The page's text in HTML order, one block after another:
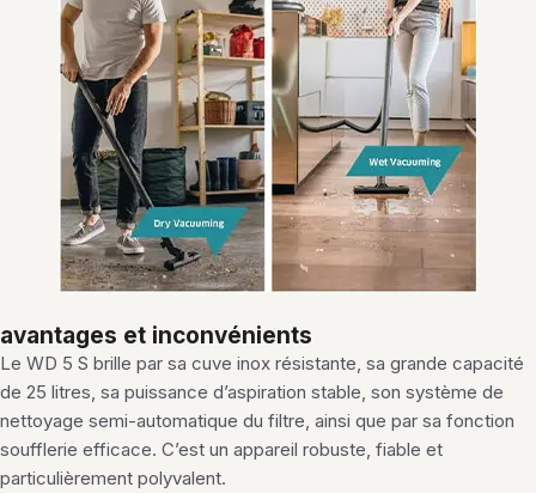
avantages et inconvénients
Le WD 5 S brille par sa cuve inox résistante, sa grande capacité
de 25 litres, sa puissance d’aspiration stable, son système de
nettoyage semi-automatique du filtre, ainsi que par sa fonction
soufflerie efficace. C’est un appareil robuste, fiable et
particulièrement polyvalent.